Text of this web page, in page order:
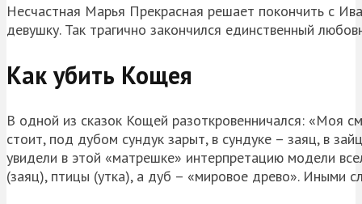
Несчастная Марья Прекрасная решает покончить с
девушку. Так трагично закончился единственный
Как убить Кощея
В одной из сказок Кощей разоткровенничался: «Моя
стоит, под дубом сундук зарыт, в сундуке – заяц, в
увидели в этой «матрешке» интерпретацию модели
(заяц), птицы (утка), а дуб – «мировое древо». Иными